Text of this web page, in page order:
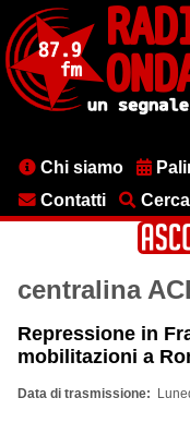
contenuto
principale
MenuChi siamo
Contatti
Cerca
centralina
Repressione in
mobilitazioni a
Data di trasmissione